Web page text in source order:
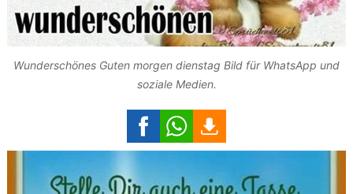
Wunderschönes Guten morgen dienstag Bild für WhatsApp und
soziale Medien.